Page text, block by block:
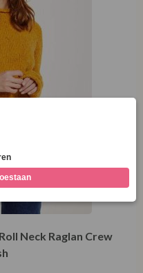
Neck Raglan Crew